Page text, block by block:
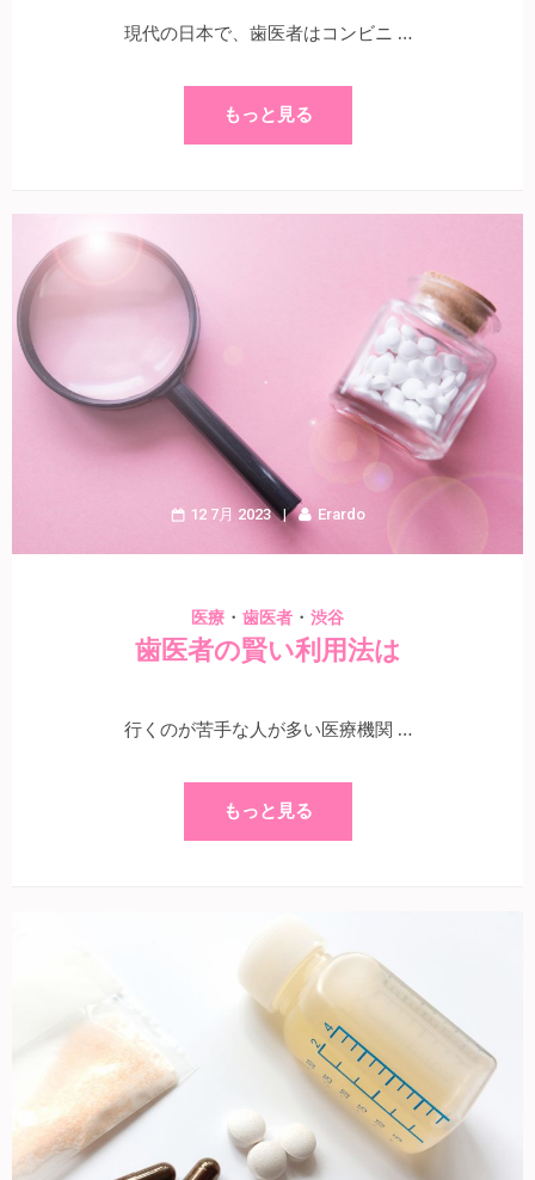
現代の日本で、歯医者はコンビニ …
もっと見る
12 7月 2023 Erardo
医療 ・ 歯医者 ・ 渋谷
歯医者の賢い利用法は
行くのが苦手な人が多い医療機関 …
もっと見る